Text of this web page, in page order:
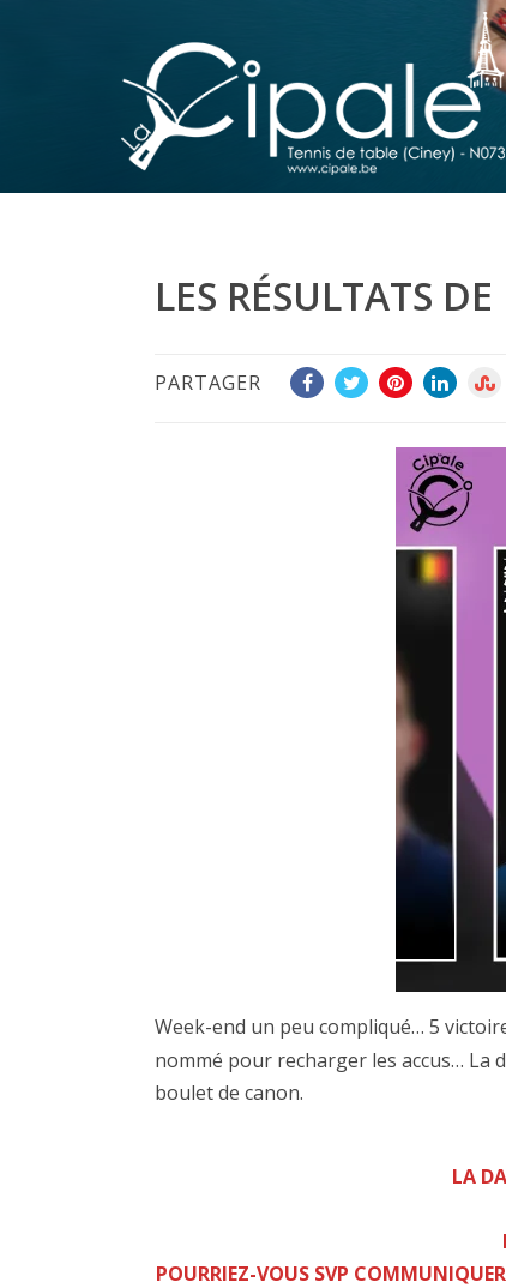
LES RÉSULTATS
PARTAGER
Week-end un peu compliqué… 5
nommé pour recharger les accus… La
boulet de canon.
LA
POURRIEZ-VOUS SVP